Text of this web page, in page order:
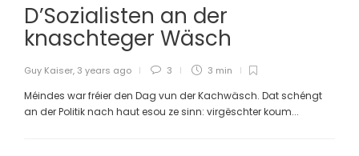
D’Sozialisten an der
knaschteger Wäsch
Guy Kaiser, 3 years ago 3 3 min
Méindes war fréier den Dag vun der Kachwäsch. Dat schéngt
an der Politik nach haut esou ze sinn: virgëschter koum...